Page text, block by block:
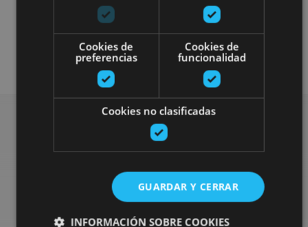
4x4 / voiture Visitas guiadas
Gastronomía Enoturismo
Rechercher plus de
sorties
Cookies de
preferencias
Cookies de
funcionalidad
Cookies no clasificadas
GUARDAR Y CERRAR
INFORMACIÓN SOBRE COOKIES